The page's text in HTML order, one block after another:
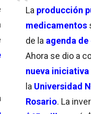
La producción
medicamentos
de la agenda
Ahora se dio a
nueva iniciativa
la Universidad
Rosario. La